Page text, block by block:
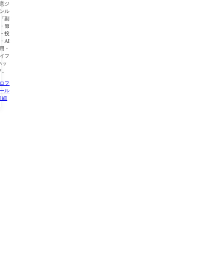
ジ
ル
副
節
投
AI
・
フ
ッ
。
フ
ル
細